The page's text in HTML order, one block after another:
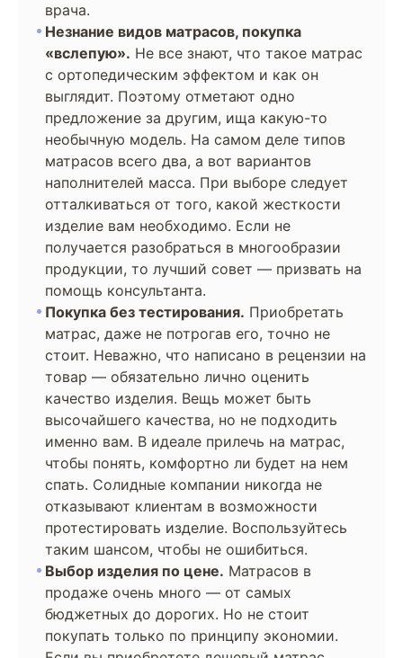
врача.
Незнание видов матрасов, покупка
«вслепую». Не все знают, что такое матрас
с ортопедическим эффектом и как он
выглядит. Поэтому отметают одно
предложение за другим, ища какую-то
необычную модель. На самом деле типов
матрасов всего два, а вот вариантов
наполнителей масса. При выборе следует
отталкиваться от того, какой жесткости
изделие вам необходимо. Если не
получается разобраться в многообразии
продукции, то лучший совет — призвать на
помощь консультанта.
Покупка без тестирования. Приобретать
матрас, даже не потрогав его, точно не
стоит. Неважно, что написано в рецензии на
товар — обязательно лично оценить
качество изделия. Вещь может быть
высочайшего качества, но не подходить
именно вам. В идеале прилечь на матрас,
чтобы понять, комфортно ли будет на нем
спать. Солидные компании никогда не
отказывают клиентам в возможности
протестировать изделие. Воспользуйтесь
таким шансом, чтобы не ошибиться.
Выбор изделия по цене. Матрасов в
продаже очень много — от самых
бюджетных до дорогих. Но не стоит
покупать только по принципу экономии.